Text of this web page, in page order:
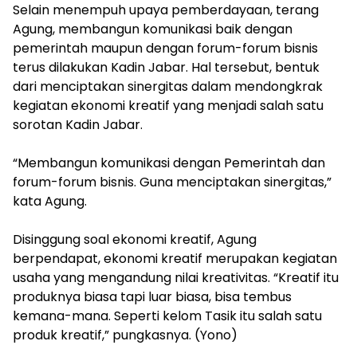
Selain menempuh upaya pemberdayaan, terang
Agung, membangun komunikasi baik dengan
pemerintah maupun dengan forum-forum bisnis
terus dilakukan Kadin Jabar. Hal tersebut, bentuk
dari menciptakan sinergitas dalam mendongkrak
kegiatan ekonomi kreatif yang menjadi salah satu
sorotan Kadin Jabar.
“Membangun komunikasi dengan Pemerintah dan
forum-forum bisnis. Guna menciptakan sinergitas,”
kata Agung.
Disinggung soal‎ ekonomi kreatif, Agung
berpendapat, ekonomi kreatif merupakan kegiatan
usaha yang mengandung nilai kreativitas. “Kreatif itu
produknya biasa tapi luar biasa, bisa tembus
kemana-mana. Seperti kelom Tasik itu salah satu
produk kreatif,” pungkasnya.‎ (Yono)